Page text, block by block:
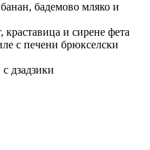
бадемово мляко и
краставица и сирене фета
с печени брюкселски
дзадзики